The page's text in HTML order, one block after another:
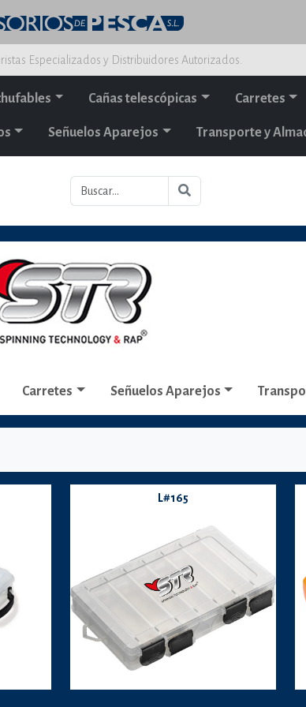
Especializados y Distribuidores Autorizados.
Cañas telescópicas Carretes
Señuelos Aparejos Transporte y
Carretes Señuelos Aparejos
L#165